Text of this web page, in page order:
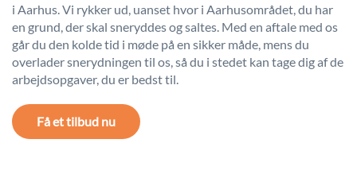
i Aarhus. Vi rykker ud, uanset hvor i Aarhusområdet, du har
en grund, der skal sneryddes og saltes. Med en aftale med os
går du den kolde tid i møde på en sikker måde, mens du
overlader snerydningen til os, så du i stedet kan tage dig af de
arbejdsopgaver, du er bedst til.
Få et tilbud nu